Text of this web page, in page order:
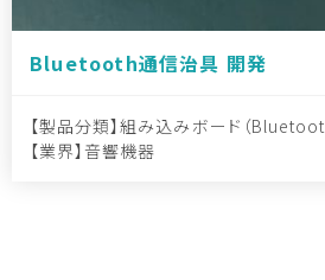
Bluetooth通信治具 開発
製品分類 組み込みボード（
業界 音響機器